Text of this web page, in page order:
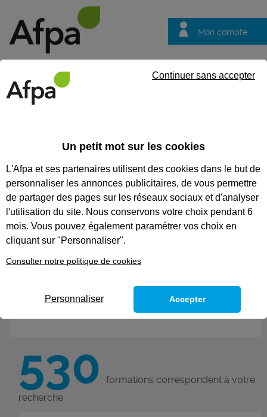
Mon compte
questions
NOS FORMATIONS
COMPÉTENCES MÉTIER
Nos formations
compétences métier
Renforcez vos compétences,
L’Afpa vous propose d’acquérir
Découvrez nos formations
530
formations correspondent à votre
recherche
Un petit mot sur les cookies
L'Afpa et ses partenaires utilisent des cookies dans le but de
personnaliser les annonces publicitaires, de vous permettre
de partager des pages sur les réseaux sociaux et d'analyser
l'utilisation du site. Nous conservons votre choix pendant 6
mois. Vous pouvez également paramétrer vos choix en
cliquant sur "Personnaliser".
Consulter notre politique de cookies
Continuer sans accepter
Personnaliser Accepter